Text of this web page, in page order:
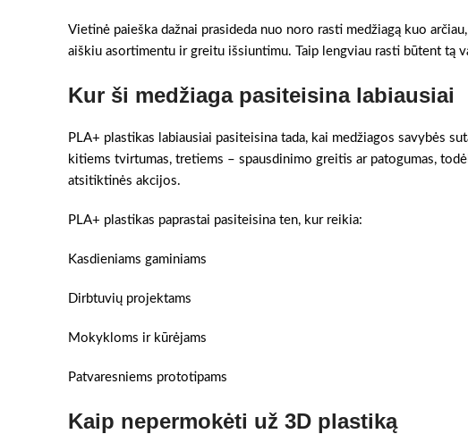
Vietinė paieška dažnai prasideda nuo noro rasti medžiagą kuo
aiškiu asortimentu ir greitu išsiuntimu. Taip lengviau rasti būtent tą
Kur ši medžiaga pasiteisina labiausiai
PLA+ plastikas labiausiai pasiteisina tada, kai medžiagos savybės
kitiems tvirtumas, tretiems – spausdinimo greitis ar patogumas,
atsitiktinės akcijos.
PLA+ plastikas paprastai pasiteisina ten, kur reikia:
Kasdieniams gaminiams
Dirbtuvių projektams
Mokykloms ir kūrėjams
Patvaresniems prototipams
Kaip nepermokėti už 3D plastiką